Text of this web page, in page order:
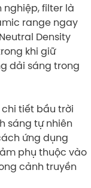
filter là
range ngay
Density
khi giữ
dải sáng trong
chi tiết bầu trời
sáng tự nhiên
ứng dụng
phụ thuộc vào
cảnh truyền